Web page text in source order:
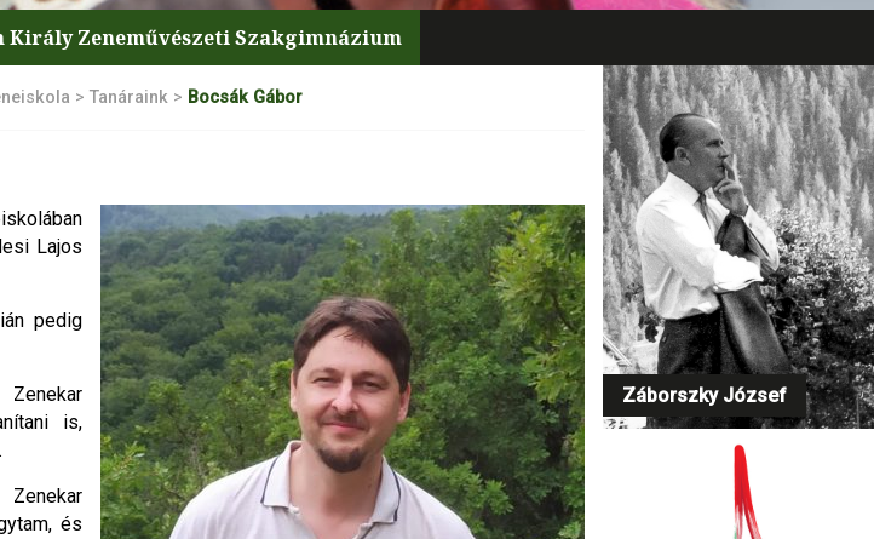
Király Zeneművészeti Szakgimnázium
> Tanáraink > Bocsák Gábor
Lajos
pedig
is,
és
Záborszky József